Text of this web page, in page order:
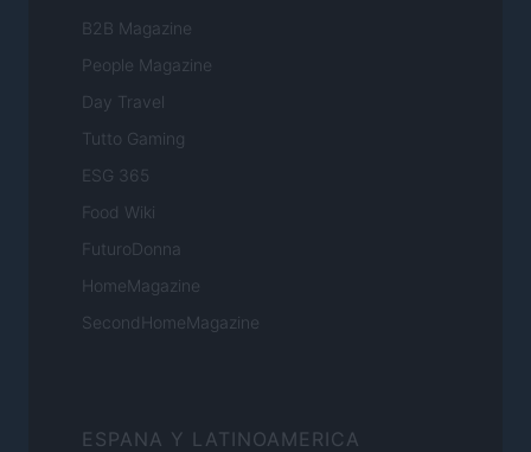
B2B Magazine
People Magazine
Day Travel
Tutto Gaming
ESG 365
Food Wiki
FuturoDonna
HomeMagazine
SecondHomeMagazine
ESPANA Y LATINOAMERICA